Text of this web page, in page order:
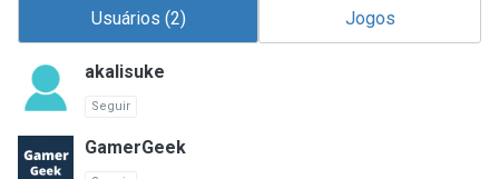
Usuários (2) Jogos
akalisuke
Seguir
GamerGeek